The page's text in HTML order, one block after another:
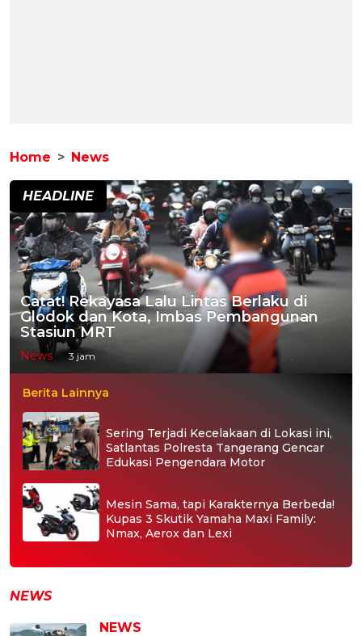
Home News
HEADLINE
Catat! Rekayasa Lalu Lintas Berlaku di
Glodok dan Kota, Imbas Pembangunan
Stasiun MRT
News 3 jam
Berita Lainnya
Sering Terjadi Kecelakaan di Lokasi ini,
Satlantas Polresta Tangerang Gencar
Edukasi Pengendara Motor
Mesin Sama, tapi Karakternya Berbeda!
Kupas 3 Skutik Yamaha Maxi Family:
Nmax, Aerox dan Lexi
NEWS
NEWS